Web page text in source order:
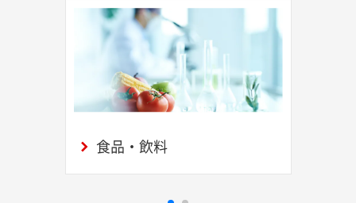
食品・飲料